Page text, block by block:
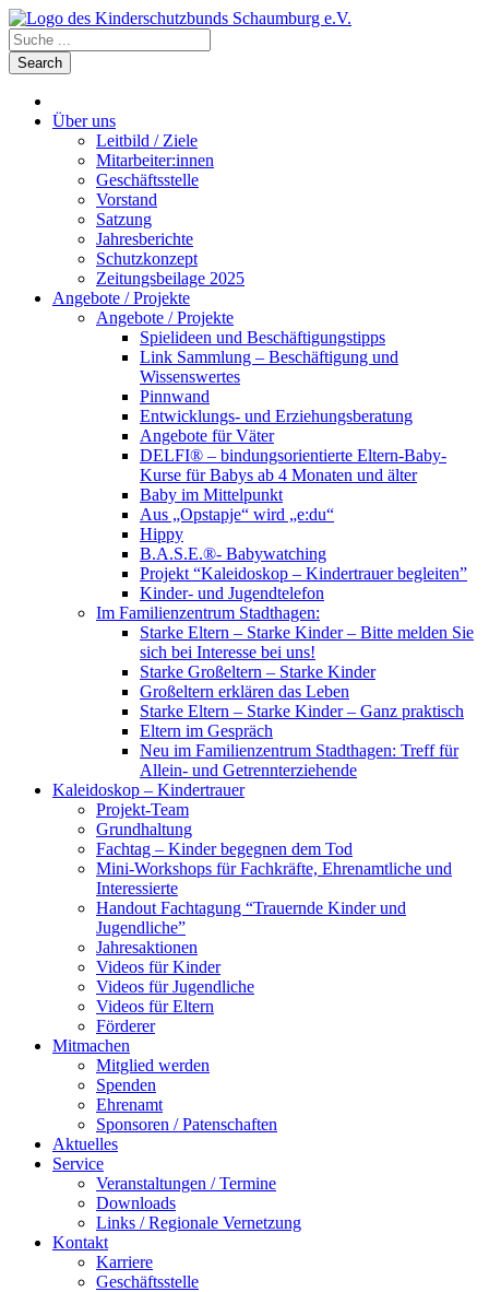
Über uns
Leitbild / Ziele
Mitarbeiter:innen
Geschäftsstelle
Vorstand
Satzung
Jahresberichte
Schutzkonzept
Zeitungsbeilage 2025
Angebote / Projekte
Angebote / Projekte
Spielideen und Beschäftigungstipps
Link Sammlung – Beschäftigung und
Wissenswertes
Pinnwand
Entwicklungs- und Erziehungsberatung
Angebote für Väter
DELFI® – bindungsorientierte Eltern-Baby-
Kurse für Babys ab 4 Monaten und älter
Baby im Mittelpunkt
Aus „Opstapje“ wird „e:du“
Hippy
B.A.S.E.®- Babywatching
Projekt “Kaleidoskop – Kindertrauer begleiten”
Kinder- und Jugendtelefon
Im Familienzentrum Stadthagen:
Starke Eltern – Starke Kinder – Bitte melden Sie
sich bei Interesse bei uns!
Starke Großeltern – Starke Kinder
Großeltern erklären das Leben
Starke Eltern – Starke Kinder – Ganz praktisch
Eltern im Gespräch
Neu im Familienzentrum Stadthagen: Treff für
Allein- und Getrennterziehende
Kaleidoskop – Kindertrauer
Projekt-Team
Grundhaltung
Fachtag – Kinder begegnen dem Tod
Mini-Workshops für Fachkräfte, Ehrenamtliche und
Interessierte
Handout Fachtagung “Trauernde Kinder und
Jugendliche”
Jahresaktionen
Videos für Kinder
Videos für Jugendliche
Videos für Eltern
Förderer
Mitmachen
Mitglied werden
Spenden
Ehrenamt
Sponsoren / Patenschaften
Aktuelles
Service
Veranstaltungen / Termine
Downloads
Links / Regionale Vernetzung
Kontakt
Karriere
Geschäftsstelle